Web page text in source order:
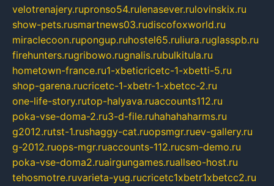
velotrenajery.rupronso54.rulenasever.rulovinskix.ru
show-pets.rusmartnews03.rudiscofoxworld.ru
miraclecoon.rupongup.ruhostel65.ruliura.ruglasspb.ru
firehunters.rugribowo.rugnalis.rubulkitula.ru
hometown-france.ru1-xbeticricetc-1-xbetti-5.ru
shop-garena.rucricetc-1-xbetr-1-xbetcc-2.ru
one-life-story.rutop-halyava.ruaccounts112.ru
poka-vse-doma-2.ru3-d-file.ruhahahaharms.ru
g2012.rutst-1.rushaggy-cat.ruopsmgr.ruev-gallery.ru
g-2012.ruops-mgr.ruaccounts-112.rucsm-demo.ru
poka-vse-doma2.ruairgungames.ruallseo-host.ru
tehosmotre.ruvarieta-yug.rucricetc1xbetr1xbetcc2.ru